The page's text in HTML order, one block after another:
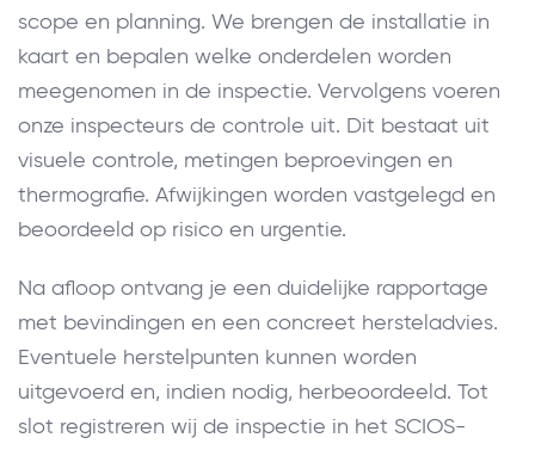
scope en planning. We brengen de installatie in
kaart en bepalen welke onderdelen worden
meegenomen in de inspectie. Vervolgens voeren
onze inspecteurs de controle uit. Dit bestaat uit
visuele controle, metingen beproevingen en
thermografie. Afwijkingen worden vastgelegd en
beoordeeld op risico en urgentie.
Na afloop ontvang je een duidelijke rapportage
met bevindingen en een concreet hersteladvies.
Eventuele herstelpunten kunnen worden
uitgevoerd en, indien nodig, herbeoordeeld. Tot
slot registreren wij de inspectie in het SCIOS-